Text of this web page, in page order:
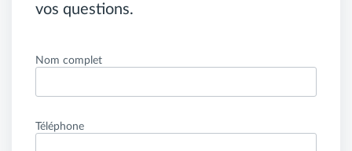
vos questions.
Nom complet
Téléphone